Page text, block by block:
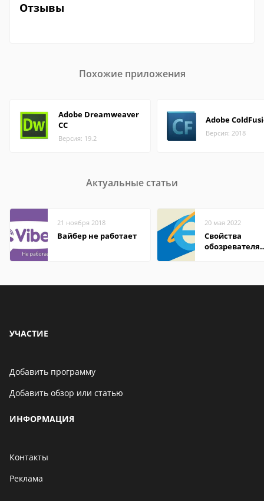
Отзывы
Похожие приложения
Adobe Dreamweaver
CC
Версия: 19.2
Adobe
Версия: 2018
Актуальные статьи
21 ноября 2018
Вайбер не работает
20 мая 2022
Свойства
обозревателя
УЧАСТИЕ
Добавить программу
Добавить обзор или статью
ИНФОРМАЦИЯ
Контакты
Реклама